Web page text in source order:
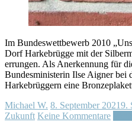
Im Bundeswettbewerb 2010
Dorf Harkebrügge mit der
errungen. Als Anerkennung für
Bundesministerin Ilse Aigner bei
Harkebrüggern eine
Michael W. 8. September 20219.
Zukunft Keine Kommentare